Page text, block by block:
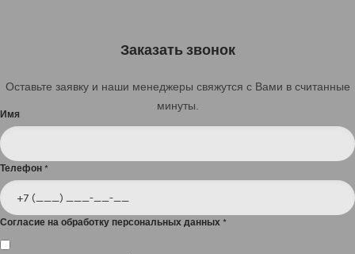
Заказать звонок
Оставьте заявку и наши менеджеры свяжутся с Вами в считанные
минуты.
Имя
Телефон *
Согласие на обработку персональных данных *